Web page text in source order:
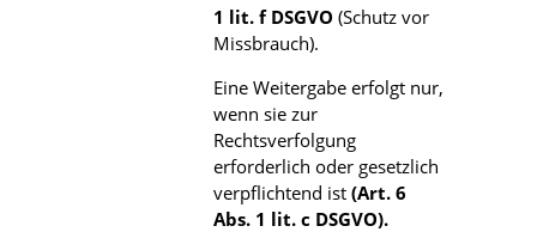
1 lit. f DSGVO (Schutz vor
Missbrauch).
Eine Weitergabe erfolgt nur,
wenn sie zur
Rechtsverfolgung
erforderlich oder gesetzlich
verpflichtend ist (Art. 6
Abs. 1 lit. c DSGVO).